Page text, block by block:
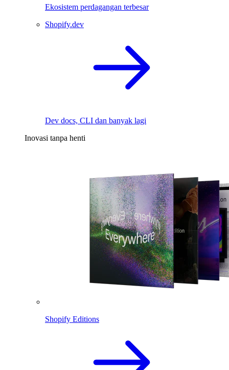
Ekosistem perdagangan terbesar
Shopify.dev
Dev docs, CLI dan banyak lagi
Inovasi tanpa henti
Shopify Editions